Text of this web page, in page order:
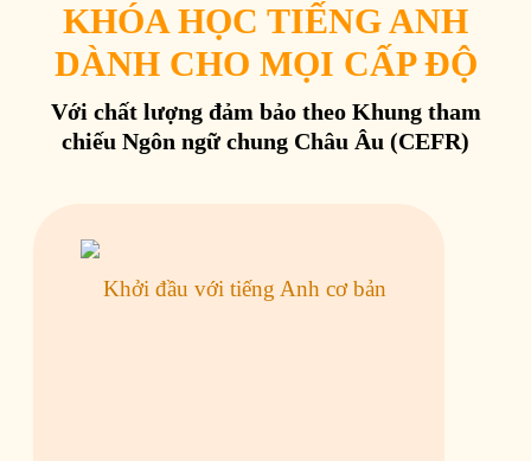
KHÓA HỌC TIẾNG ANH
DÀNH CHO MỌI CẤP ĐỘ
Với chất lượng đảm bảo theo Khung tham
chiếu Ngôn ngữ chung Châu Âu (CEFR)
Khởi đầu với tiếng Anh cơ bản